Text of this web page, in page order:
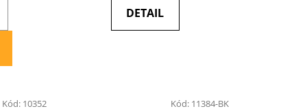
DETAIL
Kód: 10352 Kód: 11384-BK